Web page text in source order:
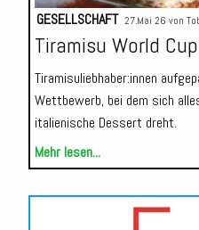
GESELLSCHAFT 27.Mai 26 von
Tiramisu World Cup
Tiramisuliebhaber:innen
Wettbewerb, bei dem sich
italienische Dessert dreht.
Mehr lesen...